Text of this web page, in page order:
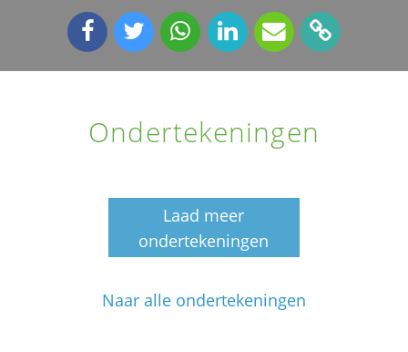
Ondertekeningen
Laad meer
ondertekeningen
Naar alle ondertekeningen